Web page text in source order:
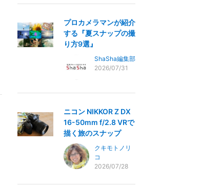
プロカメラマンが紹介
する『夏スナップの撮
り方9選』
ShaSha編集部
2026/07/31
ニコン NIKKOR Z DX
16-50mm f/2.8 VRで
描く旅のスナップ
クキモトノリ
コ
2026/07/28